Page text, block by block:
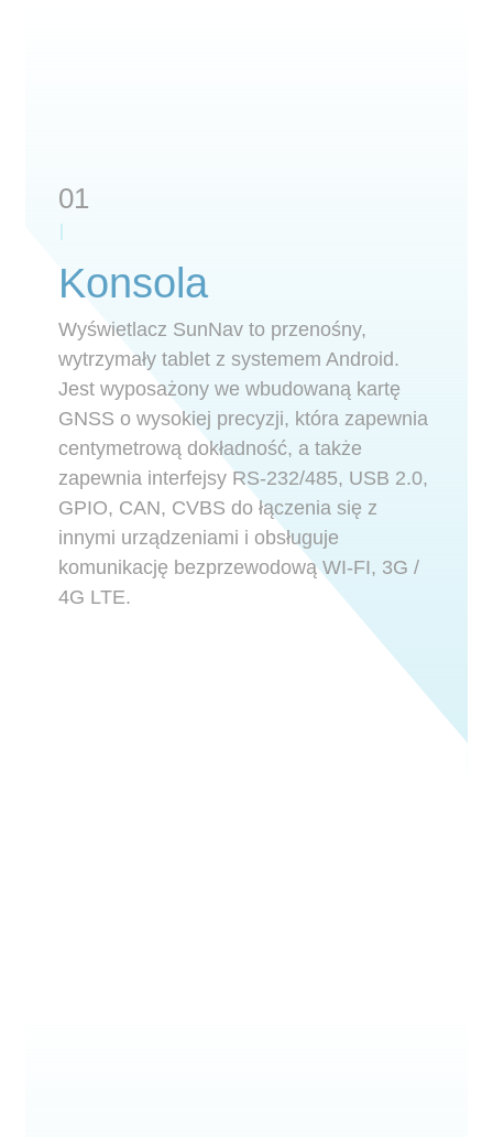
01
Konsola
Wyświetlacz SunNav to przenośny,
wytrzymały tablet z systemem Android.
Jest wyposażony we wbudowaną kartę
GNSS o wysokiej precyzji, która zapewnia
centymetrową dokładność, a także
zapewnia interfejsy RS-232/485, USB 2.0,
GPIO, CAN, CVBS do łączenia się z
innymi urządzeniami i obsługuje
komunikację bezprzewodową WI-FI, 3G /
4G LTE.